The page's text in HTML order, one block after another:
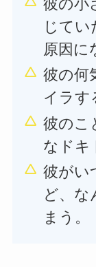
彼の小
じて
原因に
彼の何
イラす
彼のこ
なドキ
彼がい
ど、な
まう。